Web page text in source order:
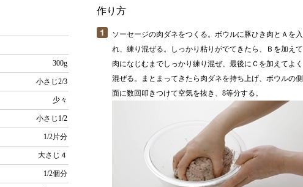
300g
小さじ2/3
少々
小さじ1/2
1/2片分
大さじ４
1/2個分
作り方
ソーセージの肉ダネをつくる。ボウルに豚ひき肉とＡを入
れ、練り混ぜる。しっかり粘りがでてきたら、Ｂを加えて
肉になじむまでしっかり練り混ぜ、最後にＣを加えてよく
混ぜる。まとまってきたら肉ダネを持ち上げ、ボウルの側
面に数回叩きつけて空気を抜き、8等分する。